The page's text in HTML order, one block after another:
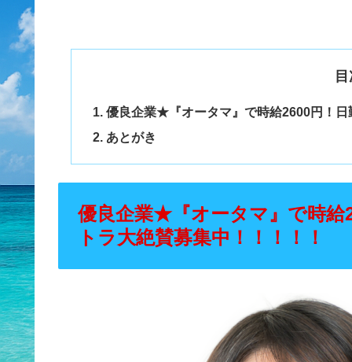
優良企業★『オータマ』で時給2600円！
あとがき
優良企業★『オータマ』で時給
トラ大絶賛募集中！！！！！